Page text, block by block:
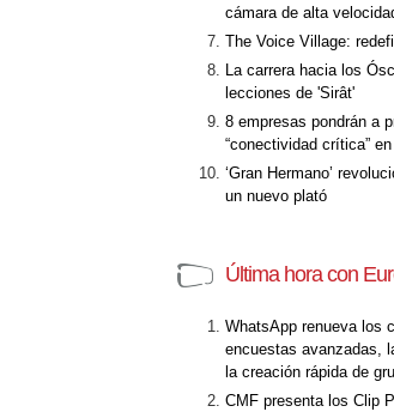
cámara de alta
The Voice Village:
La carrera hacia los
lecciones de 'Sirât'
8 empresas pondrán a
“conectividad crítica”
‘Gran Hermano’
un nuevo plató
Última hora con
WhatsApp renueva los
encuestas avanzadas,
la creación rápida de
CMF presenta los Clip